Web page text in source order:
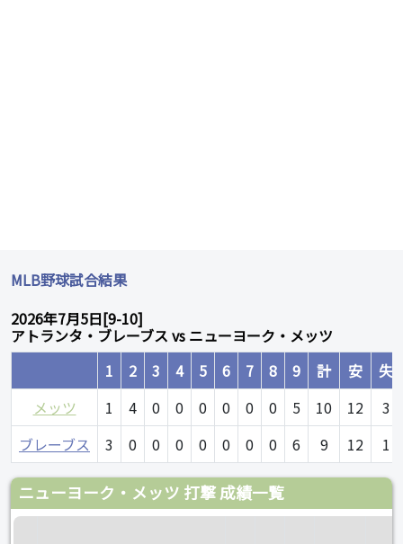
MLB野球試合結果
2026年7月5日[9-10]
アトランタ・ブレーブス vs ニューヨーク・メッツ
1
2 3 4 5 6 7 8 9 計 安
失
メッツ
1 4 0 0 0 0 0 0 5 10 12
3
ブレーブス
3 0 0 0 0 0 0 0 6 9 12 1
ニューヨーク・メッツ 打撃 成績一覧